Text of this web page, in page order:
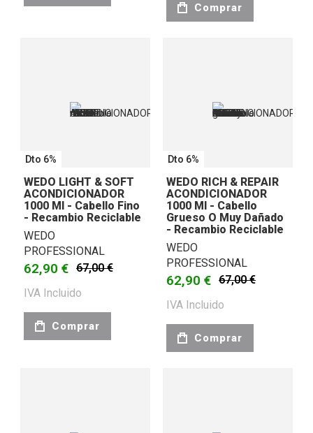
Comprar
Dto 6%
WEDO LIGHT & SOFT
ACONDICIONADOR
1000 Ml - Cabello Fino
- Recambio Reciclable
WEDO
PROFESSIONAL
62,90 € 67,00 €
IVA Incluido
Comprar
Dto 6%
WEDO RICH & REPAIR
ACONDICIONADOR
1000 Ml - Cabello
Grueso O Muy Dañado
- Recambio Reciclable
WEDO
PROFESSIONAL
62,90 € 67,00 €
IVA Incluido
Comprar